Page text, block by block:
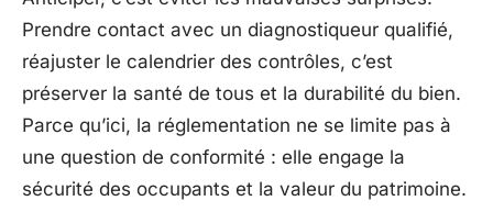
Prendre contact avec un diagnostiqueur qualifié,
réajuster le calendrier des contrôles, c’est
préserver la santé de tous et la durabilité du bien.
Parce qu’ici, la réglementation ne se limite pas à
une question de conformité : elle engage la
sécurité des occupants et la valeur du patrimoine.